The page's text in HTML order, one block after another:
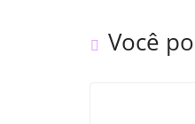
Você